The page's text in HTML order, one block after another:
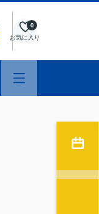
お気に入り
0